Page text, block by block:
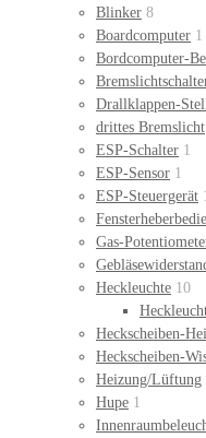
Blinker 8
Boardcomputer 1
Bordcomputer-
Drallklappen-
drittes Bremslicht
ESP-Schalter 1
ESP-Sensor 1
ESP-Steuergerät
Gas-
Heckleuchte 10
Heckscheiben-
Heckscheiben-
Heizung/Lüftung
Hupe 1